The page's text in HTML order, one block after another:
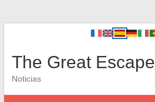
The Great Escape
Noticias